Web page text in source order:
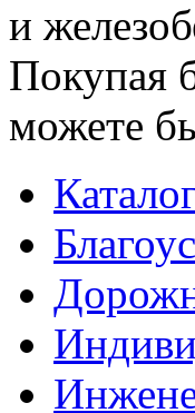
и
Покупая
можете